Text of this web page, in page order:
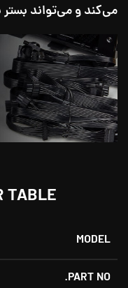
می‌کند و می‌تواند
TABLE
MODEL
PART NO.